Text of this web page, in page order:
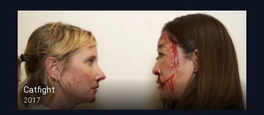
Catfight
2017
HD 720p